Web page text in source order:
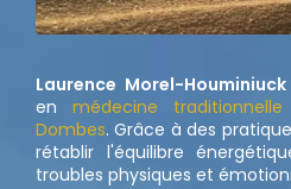
Laurence Morel-Houminiuck
en médecine
Dombes. Grâce à des
rétablir l'équilibre
troubles physiques et